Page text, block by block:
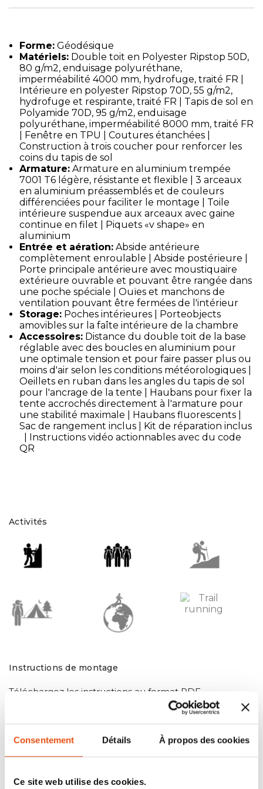
Consentement Détails À propos des cookies
Ce site web utilise des cookies.
Forme: Géodésique
Matériels: Double toit en Polyester Ripstop 50D,
80 g/m2, enduisage polyuréthane,
imperméabilité 4000 mm, hydrofuge, traité FR |
Intérieure en polyester Ripstop 70D, 55 g/m2,
hydrofuge et respirante, traité FR | Tapis de sol en
Polyamide 70D, 95 g/m2, enduisage
polyuréthane, imperméabilité 8000 mm, traité FR
| Fenêtre en TPU | Coutures étanchées |
Construction à trois coucher pour renforcer les
coins du tapis de sol
Armature: Armature en aluminium trempée
7001 T6 légère, résistante et flexible | 3 arceaux
en aluminium préassemblés et de couleurs
différenciées pour faciliter le montage | Toile
intérieure suspendue aux arceaux avec gaine
continue en filet | Piquets «v shape» en
aluminium
Entrée et aération: Abside antérieure
complètement enroulable | Abside postérieure |
Porte principale antérieure avec moustiquaire
extérieure ouvrable et pouvant être rangée dans
une poche spéciale | Ouïes et manchons de
ventilation pouvant être fermées de l'intérieur
Storage: Poches intérieures | Porteobjects
amovibles sur la faîte intérieure de la chambre
Accessoires: Distance du double toit de la base
réglable avec des boucles en aluminium pour
une optimale tension et pour faire passer plus ou
moins d'air selon les conditions météorologiques |
Oeillets en ruban dans les angles du tapis de sol
pour l'ancrage de la tente | Haubans pour fixer la
tente accrochés directement à l'armature pour
une stabilité maximale | Haubans fluorescents |
Sac de rangement inclus | Kit de réparation inclus
| Instructions vidéo actionnables avec du code
QR
Activités
Instructions de montage
Téléchargez les instructions au format PDF